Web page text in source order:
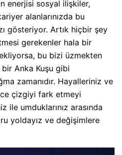
enerjisi sosyal ilişkiler,
alanlarınızda bu
gösteriyor. Artık hiçbir şey
gerekenler hala bir
bu bizi üzmekten
Anka Kuşu gibi
zamanıdır. Hayalleriniz ve
çizgiyi fark etmeyi
ile umduklarınız arasında
yoldayız ve değişimlere